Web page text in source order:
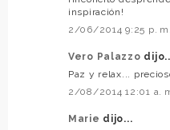
inspiración!
2/06/2014 9:25 p. m.
Vero Palazzo
Paz y relax...
2/08/2014 12:01 a.
Marie dijo...